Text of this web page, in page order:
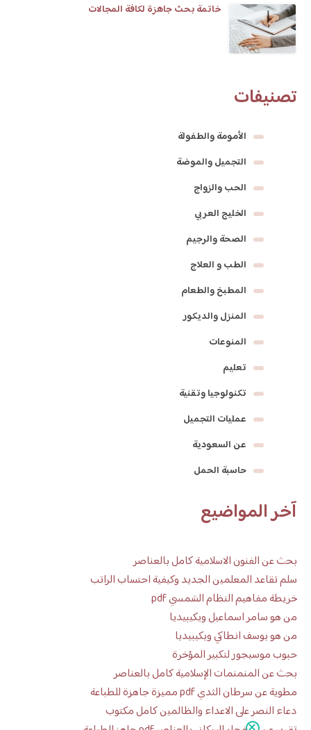
خاتمة بحث جاهزة لكافة المجالات
تصنيفات
الأمومة والطفولة
التجميل والموضة
الحب والزواج
الخليج العربي
الصحة والرجيم
الطب و العلاج
المطبخ والطعام
المنزل والديكور
المنوعات
تعليم
تكنولوجيا وتقنية
عمليات التجميل
عن السعودية
حاسبة الحمل
آخر المواضيع
بحث عن الفنون الاسلامية كامل بالعناصر
سلم تقاعد المعلمين الجديد وكيفية احتساب الراتب
خريطة مفاهيم النظام الشمسي pdf
من هو سامر اسماعيل ويكيبيديا
من هو يوسف انطاكي ويكيبيديا
حبوب موسيجور لتكبير المؤخرة
بحث عن المنمنمات الإسلامية كامل بالعناصر
مطوية عن سرطان الثدي pdf مميزة جاهزة للطباعة
دعاء النصر على الاعداء والظالمين كامل مكتوب